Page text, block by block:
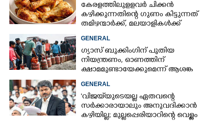
കേരളത്തിലുളളവർ ചിക്കൻ
കഴിക്കുന്നതിന്റെ ഗുണം കിട്ടുന്നത്
തമിഴന്മാർക്ക്, മലയാളികൾക്ക്
GENERAL
ഗ്യാസ് ബുക്കിംഗിന് പുതിയ
നിയന്ത്രണം, ഓണത്തിന്
ക്ഷാമമുണ്ടായേക്കുമെന്ന് ആശങ്ക
GENERAL
'വിജയ്‌യുടെയല്ല ഏതവന്റെ
സർക്കാരായാലും അനുവദിക്കാൻ
കഴിയില്ല; മുല്ലപ്പെരിയാറിന്റെ വെള്ളം